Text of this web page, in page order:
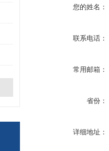
您的姓名：
联系电话：
常用邮箱：
省份：
详细地址：